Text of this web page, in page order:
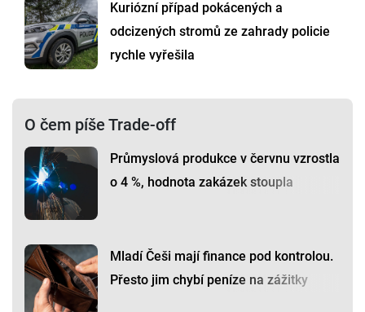
Kuriózní případ pokácených a
odcizených stromů ze zahrady policie
rychle vyřešila
O čem píše Trade-off
Průmyslová produkce v červnu vzrostla
o 4 %, hodnota zakázek stoupla
Mladí Češi mají finance pod kontrolou.
Přesto jim chybí peníze na zážitky